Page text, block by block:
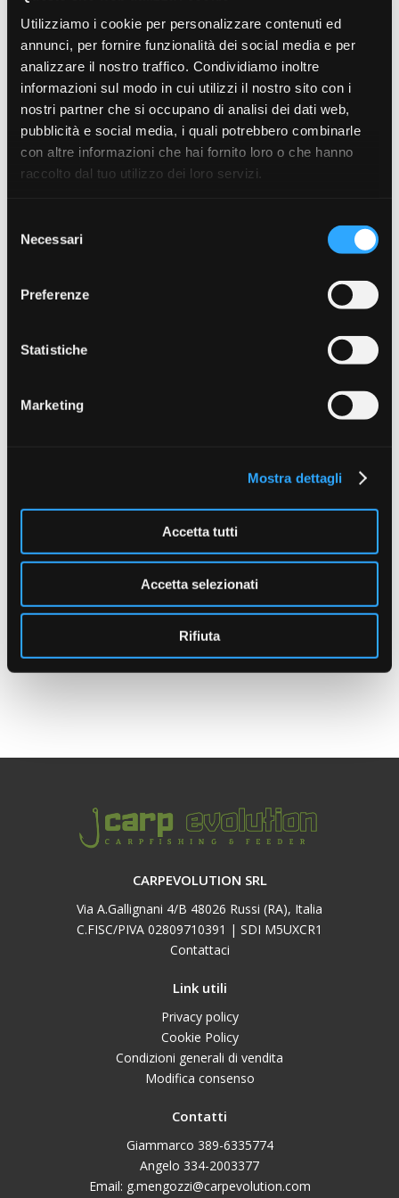
Utilizziamo i cookie per personalizzare contenuti ed
annunci, per fornire funzionalità dei social media e per
analizzare il nostro traffico. Condividiamo inoltre
informazioni sul modo in cui utilizzi il nostro sito con i
nostri partner che si occupano di analisi dei dati web,
pubblicità e social media, i quali potrebbero combinarle
con altre informazioni che hai fornito loro o che hanno
raccolto dal tuo utilizzo dei loro servizi.
delNecessari
Preferenze
Statistiche
Marketing
Mostra dettagli
Accetta tutti
Accetta selezionati
Rifiuta
Paletta Per Pasturazione
STARBAITS BAITING
SPOON WITH HANDLE
STARBAITS BAITING
SPOON WITH HANDLE
Small
CARPEVOLUTION SRL
Via A.Gallignani 4/B 48026 Russi (RA), Italia
C.FISC/PIVA 02809710391 | SDI M5UXCR1
Contattaci
Link utili
Privacy policy
Cookie Policy
Condizioni generali di vendita
Modifica consenso
Contatti
Giammarco 389-6335774
Angelo 334-2003377
Email: g.mengozzi@carpevolution.com